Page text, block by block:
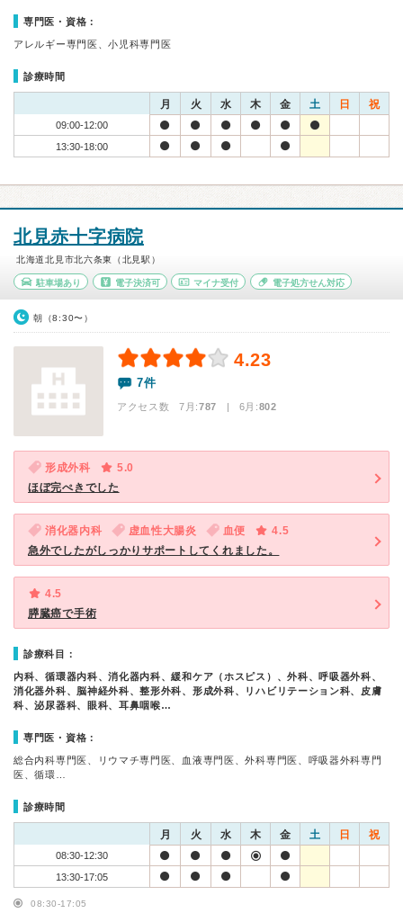
専門医・資格：
アレルギー専門医、小児科専門医
診療時間
月 火 水 木 金 土 日 祝
09:00-12:00
13:30-18:00
北見赤十字病院
北海道北見市北六条東（北見駅）
駐車場あり 電子決済可 マイナ受付 電子処方せん対応
朝（8:30〜）
4.23
7件
アクセス数 7月:787 | 6月:802
形成外科
5.0
ほぼ完ぺきでした
消化器内科 虚血性大腸炎 血便
4.5
急外でしたがしっかりサポートしてくれました。
4.5
膵臓癌で手術
診療科目：
内科、循環器内科、消化器内科、緩和ケア（ホスピス）、外科、呼吸器外科、
消化器外科、脳神経外科、整形外科、形成外科、リハビリテーション科、皮膚
科、泌尿器科、眼科、耳鼻咽喉…
専門医・資格：
総合内科専門医、リウマチ専門医、血液専門医、外科専門医、呼吸器外科専門
医、循環…
診療時間
月 火 水 木 金 土 日 祝
08:30-12:30
13:30-17:05
08:30-17:05